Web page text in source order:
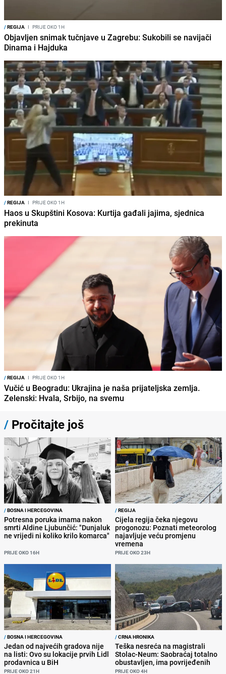
/REGIJA I PRIJE OKO 1H
Objavljen snimak tučnjave u Zagrebu: Sukobili se navijači
Dinama i Hajduka
/REGIJA I PRIJE OKO 1H
Haos u Skupštini Kosova: Kurtija gađali jajima, sjednica
prekinuta
/REGIJA I PRIJE OKO 1H
Vučić u Beogradu: Ukrajina je naša prijateljska zemlja.
Zelenski: Hvala, Srbijo, na svemu
/ Pročitajte još
/BOSNA I HERCEGOVINA
Potresna poruka imama nakon
smrti Aldine Ljubunčić: "Dunjaluk
ne vrijedi ni koliko krilo komarca"
PRIJE OKO 16H
/REGIJA
Cijela regija čeka njegovu
progonozu: Poznati meteorolog
najavljuje veću promjenu
vremena
PRIJE OKO 23H
/BOSNA I HERCEGOVINA
Jedan od najvećih gradova nije
na listi: Ovo su lokacije prvih Lidl
prodavnica u BiH
PRIJE OKO 21H
/CRNA HRONIKA
Teška nesreća na magistrali
Stolac-Neum: Saobraćaj totalno
obustavljen, ima povrijeđenih
PRIJE OKO 4H